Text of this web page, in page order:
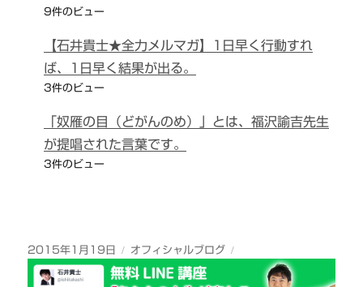
9件のビュー
【石井貴士★全力メルマガ】1日早く行動すれ
ば、1日早く結果が出る。
3件のビュー
「奴雁の目（どがんのめ）」とは、福沢諭吉先生
が提唱された言葉です。
3件のビュー
投
稿
2015年1月19日
カ
テ
ゴ
オフィシャルブログ